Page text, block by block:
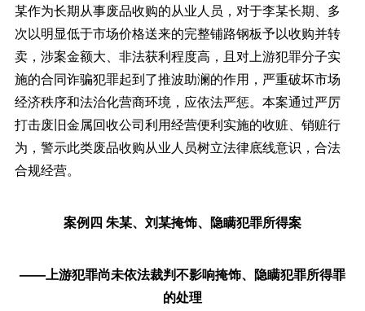
某作为长期从事废品收购的从业人员，对于李某长期、多
次以明显低于市场价格送来的完整铺路钢板予以收购并转
卖，涉案金额大、非法获利程度高，且对上游犯罪分子实
施的合同诈骗犯罪起到了推波助澜的作用，严重破坏市场
经济秩序和法治化营商环境，应依法严惩。本案通过严厉
打击废旧金属回收公司利用经营便利实施的收赃、销赃行
为，警示此类废品收购从业人员树立法律底线意识，合法
合规经营。
案例四 朱某、刘某掩饰、隐瞒犯罪所得案
——上游犯罪尚未依法裁判不影响掩饰、隐瞒犯罪所得罪
的处理